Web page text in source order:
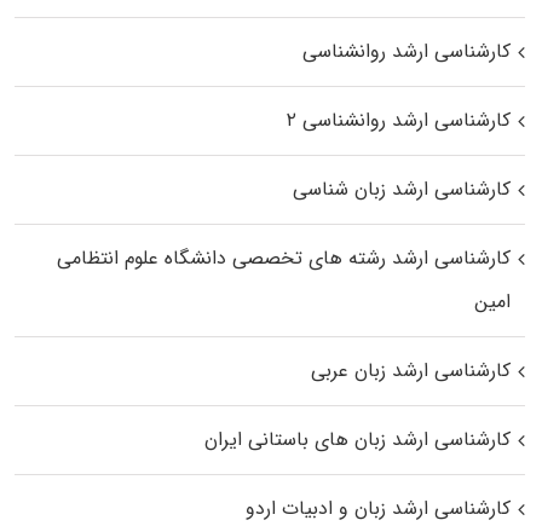
کارشناسی ارشد روانشناسی
کارشناسی ارشد روانشناسی ۲
کارشناسی ارشد زبان شناسی
کارشناسی ارشد رﺷﺘﻪ ﻫﺎی تخصصی داﻧﺸﮕﺎه ﻋﻠﻮم انتظامی
اﻣﻴﻦ
کارشناسی ارشد زبان عربی
کارشناسی ارشد زبان‌ های باستانی ایران
کارشناسی ارشد زبان و ادبیات اردو